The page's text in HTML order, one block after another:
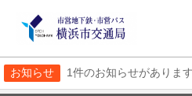
お知らせ 1件のお知らせがあります